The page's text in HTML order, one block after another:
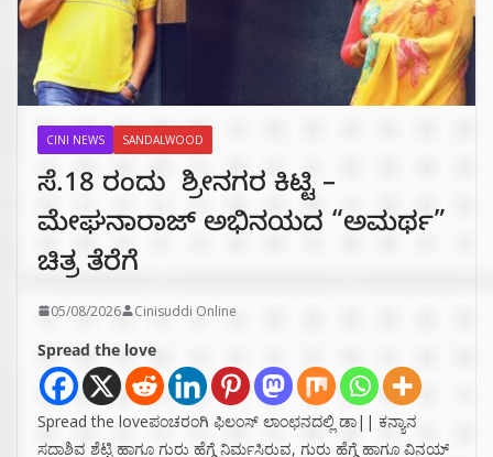
CINI NEWS SANDALWOOD
ಸೆ.18 ರಂದು ಶ್ರೀನಗರ ಕಿಟ್ಟಿ –
ಮೇಘನಾರಾಜ್ ಅಭಿನಯದ “ಅಮರ್ಥ”
ಚಿತ್ರ ತೆರೆಗೆ
05/08/2026 Cinisuddi Online
Spread the love
Spread the loveಪಂಚರಂಗಿ ಫಿಲಂಸ್ ಲಾಂಛನದಲ್ಲಿ ಡಾ|| ಕನ್ಯಾನ
ಸದಾಶಿವ ಶೆಟ್ಟಿ ಹಾಗೂ ಗುರು ಹೆಗ್ಡೆ ನಿರ್ಮಸಿರುವ, ಗುರು ಹೆಗ್ಡೆ ಹಾಗೂ ವಿನಯ್